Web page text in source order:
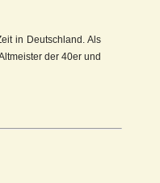
in Deutschland. Als
der 40er und